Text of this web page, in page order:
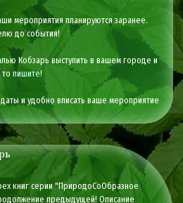
мероприятия планируются заранее.
до события!
Кобзарь выступить в вашем городе и
топишите!
и удобно вписать ваше мероприятие
книг серии "ПриродоСоОбразное
предыдущей! Описание